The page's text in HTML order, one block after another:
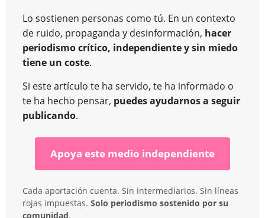
Lo sostienen personas como tú. En un contexto
de ruido, propaganda y desinformación, hacer
periodismo crítico, independiente y sin miedo
tiene un coste.
Si este artículo te ha servido, te ha informado o
te ha hecho pensar, puedes ayudarnos a seguir
publicando.
Apoya este medio independiente
Cada aportación cuenta. Sin intermediarios. Sin líneas
rojas impuestas. Solo periodismo sostenido por su
comunidad.